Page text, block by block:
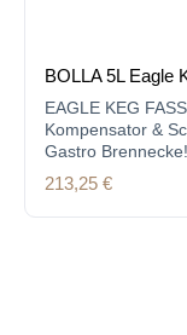
BOLLA 5L Eagle
EAGLE KEG
Kompensator &
Gastro Brennecke!
Regulärer Preis:
213,25 €